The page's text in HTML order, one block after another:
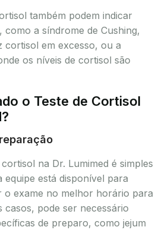
também podem indicar
como a síndrome de Cushing,
em excesso, ou a
os níveis de cortisol são
o Teste de Cortisol
na Dr. Lumimed é simples
equipe está disponível para
o exame no melhor horário para
casos, pode ser necessário
de preparo, como jejum